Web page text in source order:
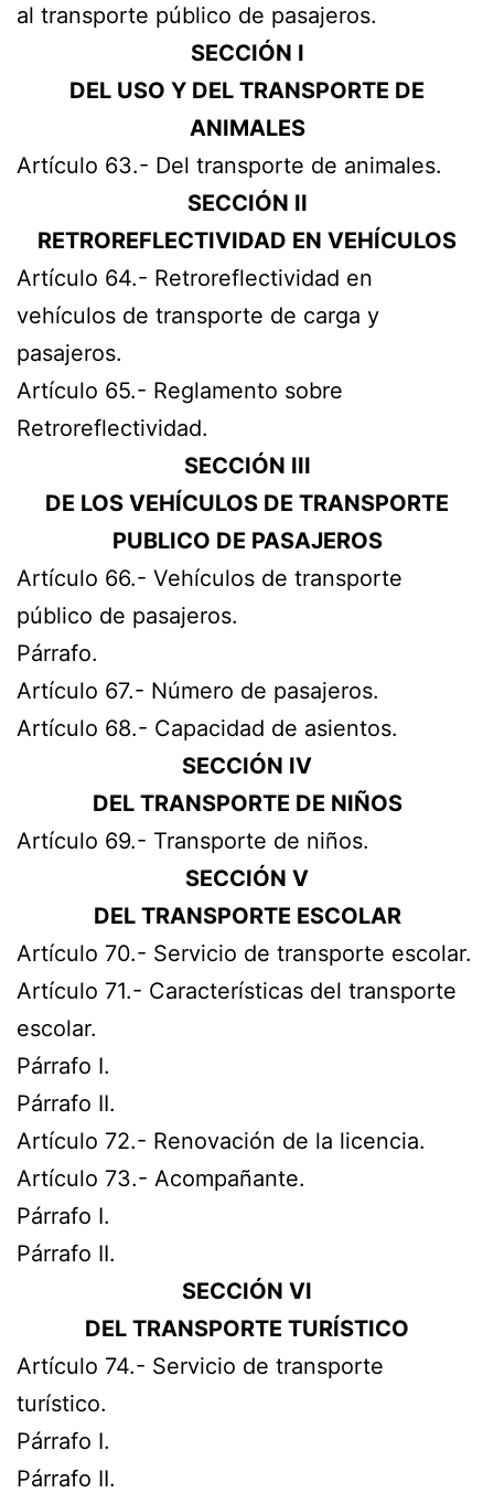
al transporte público de pasajeros.
SECCIÓN I
DEL USO Y DEL TRANSPORTE DE
ANIMALES
Artículo 63.- Del transporte de animales.
SECCIÓN II
RETROREFLECTIVIDAD EN VEHÍCULOS
Artículo 64.- Retroreflectividad en
vehículos de transporte de carga y
pasajeros.
Artículo 65.- Reglamento sobre
Retroreflectividad.
SECCIÓN III
DE LOS VEHÍCULOS DE TRANSPORTE
PUBLICO DE PASAJEROS
Artículo 66.- Vehículos de transporte
público de pasajeros.
Párrafo.
Artículo 67.- Número de pasajeros.
Artículo 68.- Capacidad de asientos.
SECCIÓN IV
DEL TRANSPORTE DE NIÑOS
Artículo 69.- Transporte de niños.
SECCIÓN V
DEL TRANSPORTE ESCOLAR
Artículo 70.- Servicio de transporte escolar.
Artículo 71.- Características del transporte
escolar.
Párrafo I.
Párrafo II.
Artículo 72.- Renovación de la licencia.
Artículo 73.- Acompañante.
Párrafo I.
Párrafo II.
SECCIÓN VI
DEL TRANSPORTE TURÍSTICO
Artículo 74.- Servicio de transporte
turístico.
Párrafo I.
Párrafo II.